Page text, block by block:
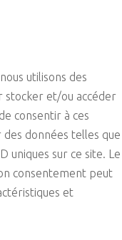
utilisons des
stocker et/ou accéder
consentir à ces
données telles que
uniques sur ce site. Le
consentement peut
et